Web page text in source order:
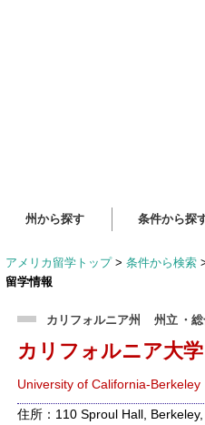
州から探す 条件から探
アメリカ留学トップ > 条件から検索
留学情報
カリフォルニア州 州立 ・
カリフォルニア大
University of California-Berkeley
住所：110 Sproul Hall,